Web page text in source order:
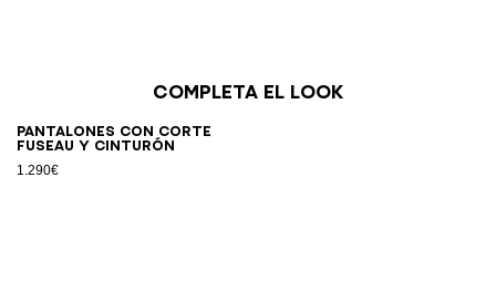
Completa el look
Pantalones con corte
fuseau y cinturón
1.290€